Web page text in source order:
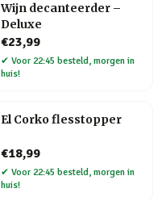
Wijn decanteerder –
Deluxe
€23,99
✔ Voor 22:45 besteld, morgen in
huis!
El Corko flesstopper
€18,99
✔ Voor 22:45 besteld, morgen in
huis!